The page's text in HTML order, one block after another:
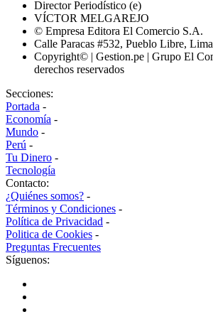
Director Periodístico (e)
VÍCTOR MELGAREJO
© Empresa Editora El Comercio S.A.
Calle Paracas #532, Pueblo Libre,
Copyright© | Gestion.pe | Grupo El
derechos reservados
Secciones:
Portada -
Economía -
Mundo -
Perú -
Tu Dinero -
Tecnología
Contacto:
¿Quiénes somos? -
Términos y Condiciones -
Política de Privacidad -
Politica de Cookies -
Preguntas Frecuentes
Síguenos: